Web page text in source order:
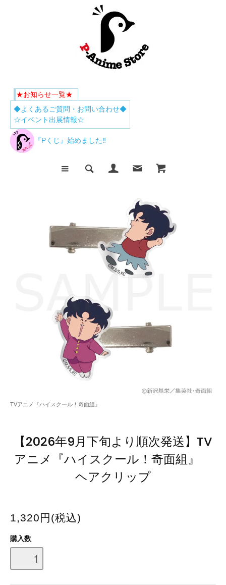
★お知らせ一覧★
◆よくあるご質問・お問い合わせ◆
☆イベント出展情報☆
『Pくじ』始めました‼
TVアニメ『ハイスクール！奇面組』
【2026年9月下旬より順次発送】TV
アニメ『ハイスクール！奇面組』
ヘアクリップ
1,320円(税込)
購入数